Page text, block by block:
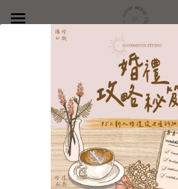
品牌理念
婚禮團隊
婚禮服務
服務內容
價格方案
精選作品
派對企劃
服務內容
價格方案
沐光學苑
聯絡我們
Good Mood,
Good Life♥